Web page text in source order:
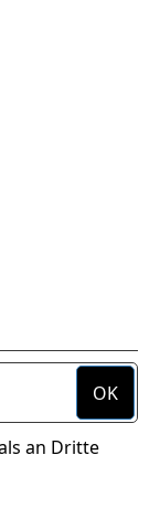
OK
an Dritte